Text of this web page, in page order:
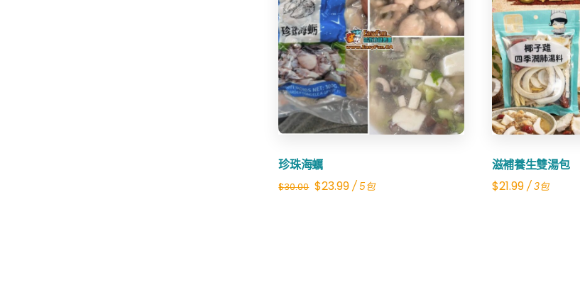
珍珠海蠣
$30.00 Original
$23.99Current
/ 5包
Share
滋補養生雙湯包
$21.99/ 3包
Share